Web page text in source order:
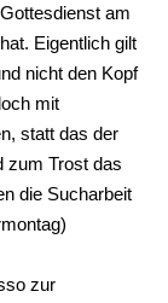
am
Eigentlich gilt
nicht den Kopf
mit
statt das der
zum Trost das
die Sucharbeit
zur